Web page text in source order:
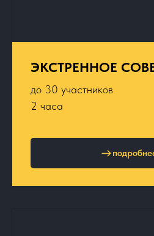
ЭКСТРЕННОЕ
до 30 участников
2 часа